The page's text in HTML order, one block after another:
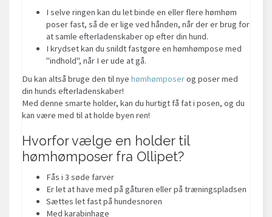
I selve ringen kan du let binde en eller flere hømhøm
poser fast, så de er lige ved hånden, når der er brug for
at samle efterladenskaber op efter din hund.
I krydset kan du snildt fastgøre en hømhømpose med
"indhold", når I er ude at gå.
Du kan altså bruge den til nye hømhømposerog poser med
din hunds efterladenskaber!
Med denne smarte holder, kan du hurtigt få fat i posen, og du
kan være med til at holde byen ren!
Hvorfor vælge en holder til
hømhømposer fra Ollipet?
Fås i 3 søde farver
Er let at have med på gåturen eller på træningspladsen
Sættes let fast på hundesnoren
Med karabinhage